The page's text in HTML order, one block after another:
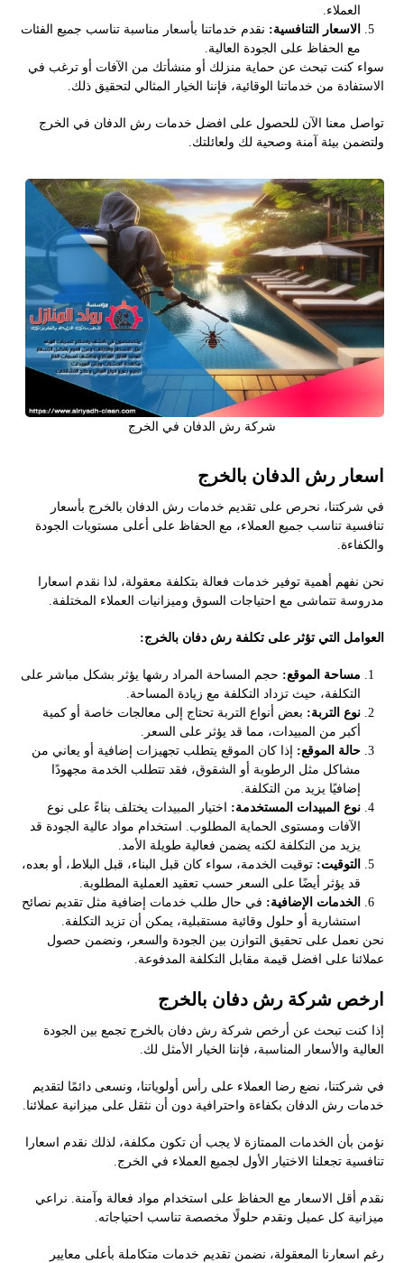
العملاء.
الاسعار التنافسية: نقدم خدماتنا بأسعار مناسبة تناسب جميع الفئات
مع الحفاظ على الجودة العالية.
سواء كنت تبحث عن حماية منزلك أو منشأتك من الآفات أو ترغب في
الاستفادة من خدماتنا الوقائية، فإننا الخيار المثالي لتحقيق ذلك.
تواصل معنا الآن للحصول على افضل خدمات رش الدفان في الخرج
ولتضمن بيئة آمنة وصحية لك ولعائلتك.
شركة رش الدفان في الخرج
اسعار رش الدفان بالخرج
في شركتنا، نحرص على تقديم خدمات رش الدفان بالخرج بأسعار
تنافسية تناسب جميع العملاء، مع الحفاظ على أعلى مستويات الجودة
والكفاءة.
نحن نفهم أهمية توفير خدمات فعالة بتكلفة معقولة، لذا نقدم اسعارا
مدروسة تتماشى مع احتياجات السوق وميزانيات العملاء المختلفة.
العوامل التي تؤثر على تكلفة رش دفان بالخرج:
مساحة الموقع: حجم المساحة المراد رشها يؤثر بشكل مباشر على
التكلفة، حيث تزداد التكلفة مع زيادة المساحة.
نوع التربة: بعض أنواع التربة تحتاج إلى معالجات خاصة أو كمية
أكبر من المبيدات، مما قد يؤثر على السعر.
حالة الموقع: إذا كان الموقع يتطلب تجهيزات إضافية أو يعاني من
مشاكل مثل الرطوبة أو الشقوق، فقد تتطلب الخدمة مجهودًا
إضافيًا يزيد من التكلفة.
نوع المبيدات المستخدمة: اختيار المبيدات يختلف بناءً على نوع
الآفات ومستوى الحماية المطلوب. استخدام مواد عالية الجودة قد
يزيد من التكلفة لكنه يضمن فعالية طويلة الأمد.
التوقيت: توقيت الخدمة، سواء كان قبل البناء، قبل البلاط، أو بعده،
قد يؤثر أيضًا على السعر حسب تعقيد العملية المطلوبة.
الخدمات الإضافية: في حال طلب خدمات إضافية مثل تقديم نصائح
استشارية أو حلول وقائية مستقبلية، يمكن أن تزيد التكلفة.
نحن نعمل على تحقيق التوازن بين الجودة والسعر، ونضمن حصول
عملائنا على افضل قيمة مقابل التكلفة المدفوعة.
ارخص شركة رش دفان بالخرج
إذا كنت تبحث عن أرخص شركة رش دفان بالخرج تجمع بين الجودة
العالية والأسعار المناسبة، فإننا الخيار الأمثل لك.
في شركتنا، نضع رضا العملاء على رأس أولوياتنا، ونسعى دائمًا لتقديم
خدمات رش الدفان بكفاءة واحترافية دون أن نثقل على ميزانية عملائنا.
نؤمن بأن الخدمات الممتازة لا يجب أن تكون مكلفة، لذلك نقدم اسعارا
تنافسية تجعلنا الاختيار الأول لجميع العملاء في الخرج.
نقدم أقل الاسعار مع الحفاظ على استخدام مواد فعالة وآمنة. نراعي
ميزانية كل عميل ونقدم حلولًا مخصصة تناسب احتياجاته.
رغم اسعارنا المعقولة، نضمن تقديم خدمات متكاملة بأعلى معايير